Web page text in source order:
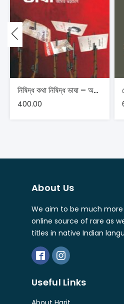
নিষিদ্ধ কথা নিষিদ্ধ ভাষা – অমিত ভট্টাচার্য
400.00
About Us
We aim to be much
online source of rare as
titles in native Indian
Useful Links